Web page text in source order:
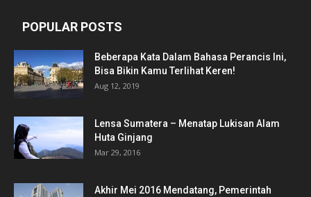
POPULAR POSTS
Beberapa Kata Dalam Bahasa Perancis Ini,
Bisa Bikin Kamu Terlihat Keren!
Aug 12, 2019
Lensa Sumatera – Menatap Lukisan Alam
Huta Ginjang
Mar 29, 2016
Akhir Mei 2016 Mendatang, Pemerintah